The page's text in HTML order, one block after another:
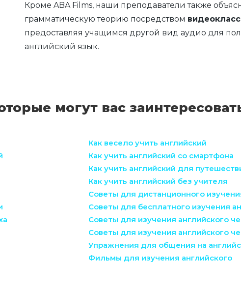
Кроме ABA Films, наши преподаватели также
грамматическую теорию посредством
предоставляя учащимся другой вид аудио для
английский язык.
могут вас
Как весело учить английский
Как учить английский со смартфона
Как учить английский для
Как учить английский без учителя
Советы для дистанционного
Советы для бесплатного изучения
Советы для изучения английского
Советы для изучения английского
Упражнения для общения на
Фильмы для изучения английского